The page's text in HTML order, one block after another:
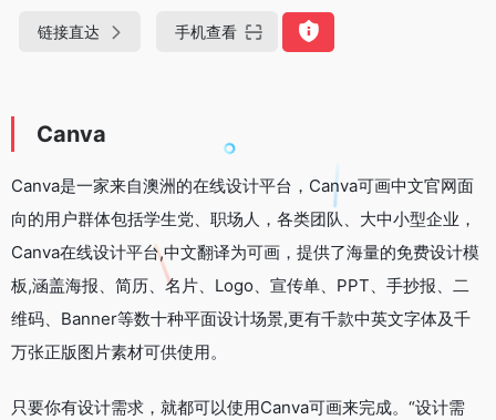
链接直达 手机查看
Canva
Canva是一家来自澳洲的在线设计平台，Canva可画中文官网面
向的用户群体包括学生党、职场人，各类团队、大中小型企业，
Canva在线设计平台,中文翻译为可画，提供了海量的免费设计模
板,涵盖海报、简历、名片、Logo、宣传单、PPT、手抄报、二
维码、Banner等数十种平面设计场景,更有千款中英文字体及千
万张正版图片素材可供使用。
只要你有设计需求，就都可以使用Canva可画来完成。“设计需